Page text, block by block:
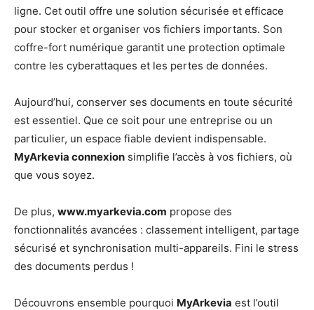
ligne. Cet outil offre une solution sécurisée et efficace
pour stocker et organiser vos fichiers importants. Son
coffre-fort numérique garantit une protection optimale
contre les cyberattaques et les pertes de données.
Aujourd’hui, conserver ses documents en toute sécurité
est essentiel. Que ce soit pour une entreprise ou un
particulier, un espace fiable devient indispensable.
MyArkevia connexion simplifie l’accès à vos fichiers, où
que vous soyez.
De plus, www.myarkevia.com propose des
fonctionnalités avancées : classement intelligent, partage
sécurisé et synchronisation multi-appareils. Fini le stress
des documents perdus !
Découvrons ensemble pourquoi MyArkevia est l’outil